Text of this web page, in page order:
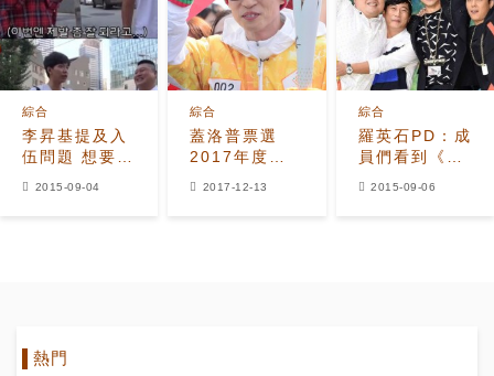
李昇基提及入
伍問題 想要延
綜合
2015-09-04
蓋洛普票選
2017年度諧
綜合
2017-12-13
羅英石PD：成
員們看到《新
綜合
2015-09-06
熱門